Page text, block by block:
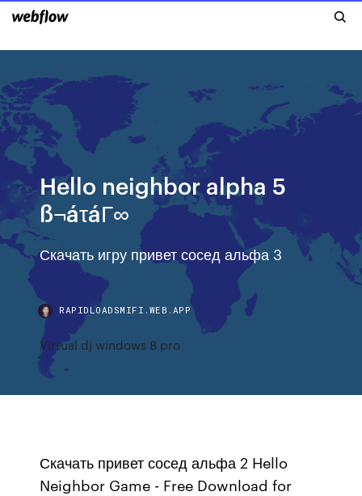
Hello neighbor alpha 5
ß¬áτáΓ∞
Скачать игру привет сосед альфа 3
RAPIDLOADSMIFI.WEB.APP
Virtual dj windows 8 pro
Скачать привет сосед альфа 2 Hello
Neighbor Game - Free Download for